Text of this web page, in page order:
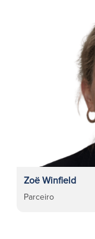
Zoë Winfield
Parceiro